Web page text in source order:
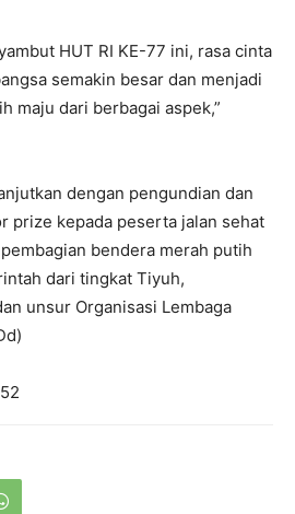
HUT RI KE-77 ini, rasa cinta
semakin besar dan menjadi
maju dari berbagai aspek,”
dengan pengundian dan
prize kepada peserta jalan sehat
bendera merah putih
dari tingkat Tiyuh,
unsur Organisasi Lembaga